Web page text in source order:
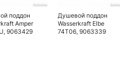
поддон
Amper
9063429
Душевой поддон
Wasserkraft Elbe
74T06, 9063339